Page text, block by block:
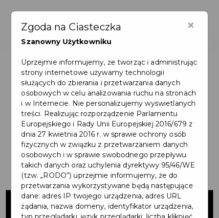
Projekt garażu
×
Zgoda na Ciasteczka
Szanowny Użytkowniku
Uprzejmie informujemy, że tworząc i administrując
strony internetowe używamy technologii
służących do zbierania i przetwarzania danych
osobowych w celu analizowania ruchu na stronach
i w Internecie. Nie personalizujemy wyświetlanych
treści. Realizując rozporządzenie Parlamentu
Europejskiego i Rady Unii Europejskiej 2016/679 z
dnia 27 kwietnia 2016 r. w sprawie ochrony osób
fizycznych w związku z przetwarzaniem danych
osobowych i w sprawie swobodnego przepływu
takich danych oraz uchylenia dyrektywy 95/46/WE
(tzw. „RODO”) uprzejmie informujemy, że do
przetwarzania wykorzystywane będą następujące
dane: adres IP twojego urządzenia, adres URL
żądania, nazwa domeny, identyfikator urządzenia,